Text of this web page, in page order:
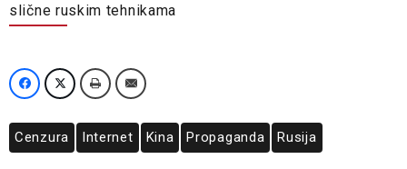
slične ruskim tehnikama
Cenzura Internet Kina Propaganda Rusija